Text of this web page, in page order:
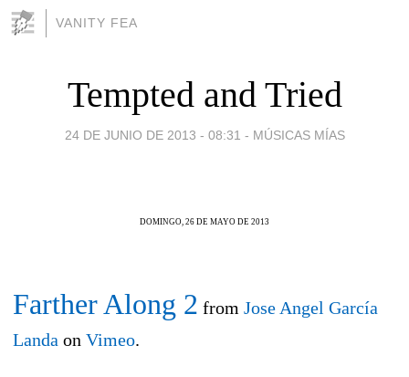
VANITY FEA
Tempted and Tried
24 DE JUNIO DE 2013 - 08:31 - MÚSICAS MÍAS
DOMINGO, 26 DE MAYO DE 2013
Farther Along 2 from Jose Angel García
Landa on Vimeo.